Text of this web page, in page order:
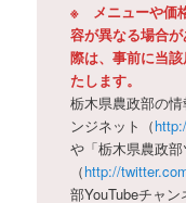
※ メニューや価
容が異なる場合
際は、事前に当
たします。
栃木県農政部の
ンジネット（
や「栃木県農政
（http://
部YouTubeチャン